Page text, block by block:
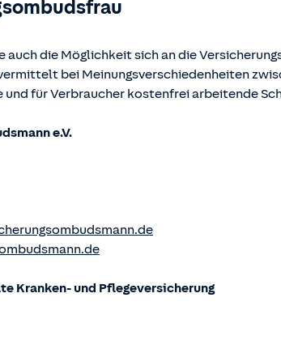
auch die Möglichkeit sich an die
bei Meinungsverschiedenheiten
und für Verbraucher kostenfrei arbeitende
e.V.
Kranken- und Pflege­versicherung